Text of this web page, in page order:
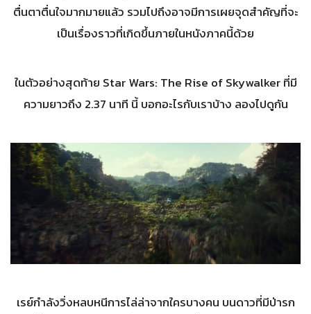
ตื่นตาตื่นใจมากมายแล้ว รวมไปถึงอาจมีการเผยจุดสำคัญที่จะ
เป็นเรื่องราวที่เกิดขึ้นภายในหนังภาคนี้ด้วย
ในตัวอย่างสุดท้าย Star Wars: The Rise of Skywalker ที่มี
ความยาวถึง 2.37 นาที นี้ บอกอะไรกับเราบ้าง ลองไปดูกัน
เรย์กำลังวิ่งหลบหนีการไล่ล่าจากใครบางคน บนดาวที่มีป่ารก